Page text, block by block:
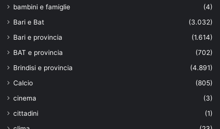
bambini e famiglie
(4)
Bari e Bat
(3.032)
Bari e provincia
(1.614)
BAT e provincia
(702)
Brindisi e provincia
(4.891)
Calcio
(805)
cinema
(3)
cittadini
(1)